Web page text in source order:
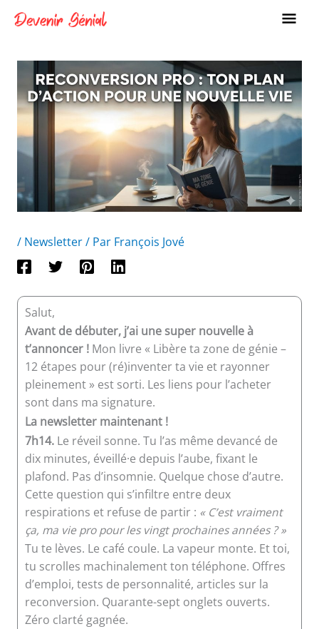
/ Newsletter/ Par François Jové
Salut,
Avant de débuter, j’ai une super nouvelle à
t’annoncer !Mon livre « Libère ta zone de génie –
12 étapes pour (ré)inventer ta vie et rayonner
pleinement » est sorti. Les liens pour l’acheter
sont dans ma signature.
La newsletter maintenant !
7h14.Le réveil sonne. Tu l’as même devancé de
dix minutes, éveillé·e depuis l’aube, fixant le
plafond. Pas d’insomnie. Quelque chose d’autre.
Cette question qui s’infiltre entre deux
respirations et refuse de partir : « C’est vraiment
ça, ma vie pro pour les vingt prochaines années ? »
Tu te lèves. Le café coule. La vapeur monte. Et toi,
tu scrolles machinalement ton téléphone. Offres
d’emploi, tests de personnalité, articles sur la
reconversion. Quarante-sept onglets ouverts.
Zéro clarté gagnée.